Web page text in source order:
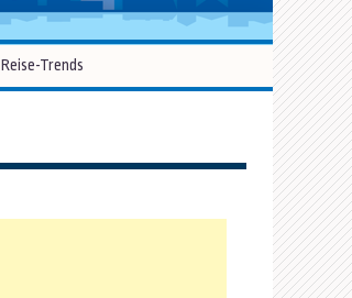
Reise-Trends